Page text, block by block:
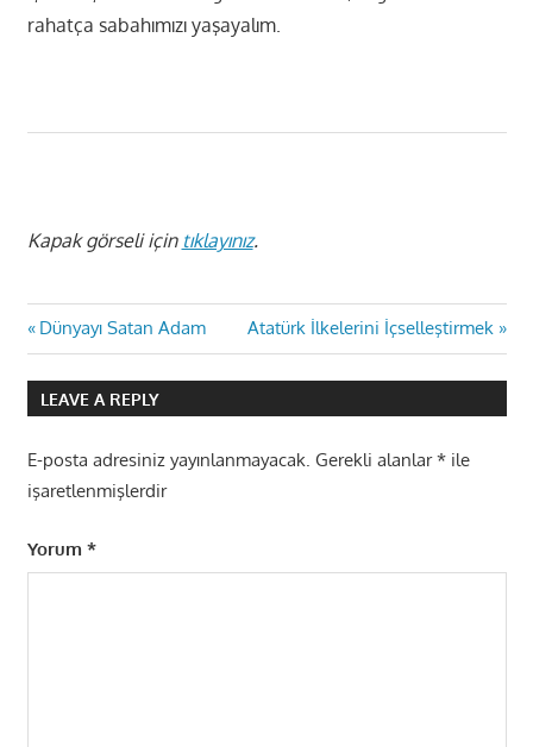
rahatça sabahımızı yaşayalım.
Kapak görseli için tıklayınız.
Yazı
gezinmesi
Previous
Post:
Dünyayı Satan Adam
Next
Post:
Atatürk İlkelerini İçselleştirmek
LEAVE A REPLY
E-posta adresiniz yayınlanmayacak. Gerekli alanlar*ile
işaretlenmişlerdir
Yorum *